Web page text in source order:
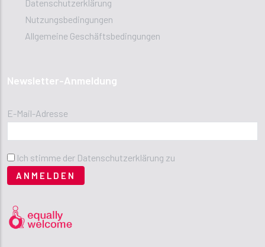
Datenschutzerklärung
Nutzungsbedingungen
Allgemeine Geschäftsbedingungen
Newsletter-Anmeldung
E-Mail-Adresse
Ich stimme der Datenschutzerklärung zu